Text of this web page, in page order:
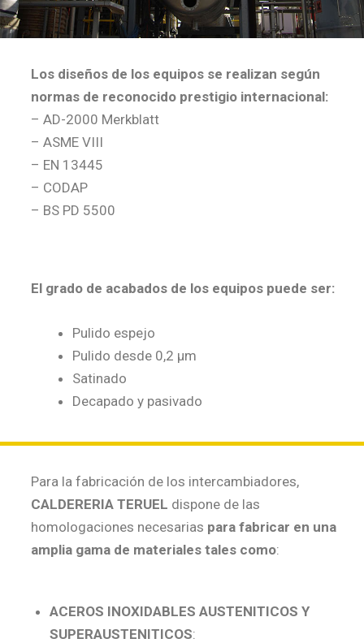
Los diseños de los equipos se realizan según
normas de reconocido prestigio internacional:
– AD-2000 Merkblatt
– ASME VIII
– EN 13445
– CODAP
– BS PD 5500
El grado de acabados de los equipos puede ser:
Pulido espejo
Pulido desde 0,2 µm
Satinado
Decapado y pasivado
Para la fabricación de los intercambiadores,
CALDERERIA TERUEL dispone de las
homologaciones necesarias para fabricar en una
amplia gama de materiales tales como:
ACEROS INOXIDABLES AUSTENITICOS Y
SUPERAUSTENITICOS: